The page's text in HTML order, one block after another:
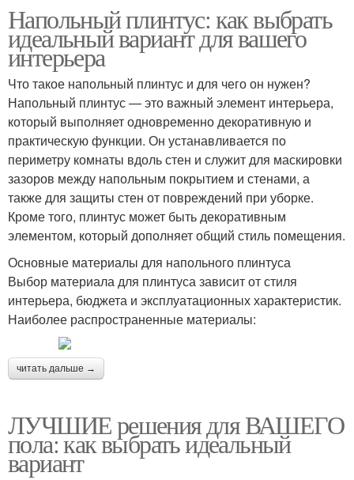
Напольный плинтус: как выбрать
идеальный вариант для вашего
интерьера
Что такое напольный плинтус и для чего он нужен?
Напольный плинтус — это важный элемент интерьера,
который выполняет одновременно декоративную и
практическую функции. Он устанавливается по
периметру комнаты вдоль стен и служит для маскировки
зазоров между напольным покрытием и стенами, а
также для защиты стен от повреждений при уборке.
Кроме того, плинтус может быть декоративным
элементом, который дополняет общий стиль помещения.
Основные материалы для напольного плинтуса
Выбор материала для плинтуса зависит от стиля
интерьера, бюджета и эксплуатационных характеристик.
Наиболее распространенные материалы:
читать дальше →
ЛУЧШИЕ решения для ВАШЕГО
пола: как выбрать идеальный
вариант